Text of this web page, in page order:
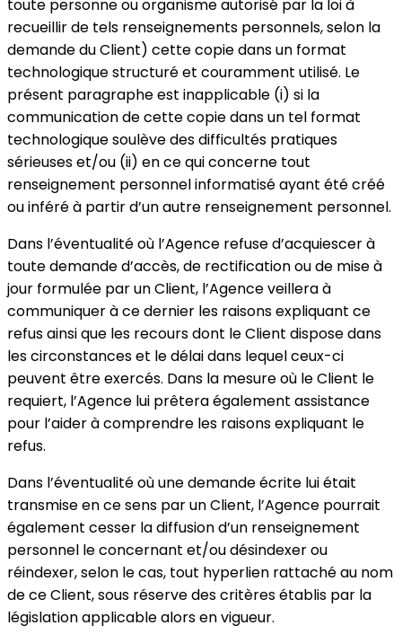
toute personne ou organisme autorisé par la loi à
recueillir de tels renseignements personnels, selon la
demande du Client) cette copie dans un format
technologique structuré et couramment utilisé. Le
présent paragraphe est inapplicable (i) si la
communication de cette copie dans un tel format
technologique soulève des difficultés pratiques
sérieuses et/ou (ii) en ce qui concerne tout
renseignement personnel informatisé ayant été créé
ou inféré à partir d’un autre renseignement personnel.
Dans l’éventualité où l’Agence refuse d’acquiescer à
toute demande d’accès, de rectification ou de mise à
jour formulée par un Client, l’Agence veillera à
communiquer à ce dernier les raisons expliquant ce
refus ainsi que les recours dont le Client dispose dans
les circonstances et le délai dans lequel ceux-ci
peuvent être exercés. Dans la mesure où le Client le
requiert, l’Agence lui prêtera également assistance
pour l’aider à comprendre les raisons expliquant le
refus.
Dans l’éventualité où une demande écrite lui était
transmise en ce sens par un Client, l’Agence pourrait
également cesser la diffusion d’un renseignement
personnel le concernant et/ou désindexer ou
réindexer, selon le cas, tout hyperlien rattaché au nom
de ce Client, sous réserve des critères établis par la
législation applicable alors en vigueur.